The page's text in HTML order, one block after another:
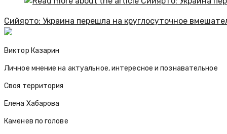
Сийярто: Украина перешла на круглосуточное
Виктор Казарин
Личное мнение на актуальное, интересное и познавательное
Своя территория
Елена Хабарова
Каменев по голове